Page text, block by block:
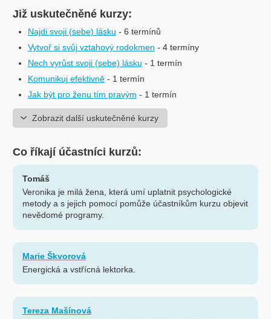
Již uskutečněné kurzy:
Najdi svoji (sebe) lásku - 6 termínů
Vytvoř si svůj vztahový rodokmen - 4 termíny
Nech vyrůst svoji (sebe) lásku - 1 termín
Komunikuj efektivně - 1 termín
Jak být pro ženu tím pravým - 1 termín
Zobrazit další uskutečněné kurzy
Co říkají účastníci kurzů:
Tomáš
Veronika je milá žena, která umí uplatnit psychologické
metody a s jejich pomocí pomůže účastníkům kurzu objevit
nevědomé programy.
Marie Škvorová
Energická a vstřícná lektorka.
Tereza Mašínová